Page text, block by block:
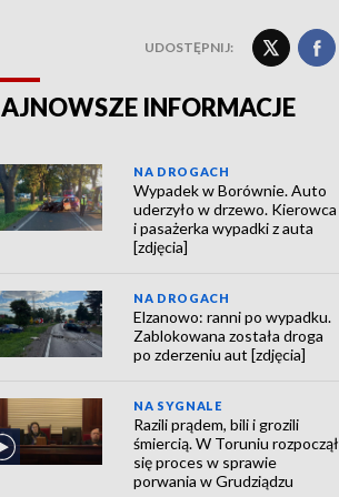
UDOSTĘPNIJ:
INFORMACJE
NA DROGACH
Wypadek w Borównie. Auto
uderzyło w drzewo. Kierowca
i pasażerka wypadki z auta
[zdjęcia]
NA DROGACH
Elzanowo: ranni po wypadku.
Zablokowana została droga
po zderzeniu aut [zdjęcia]
NA SYGNALE
Razili prądem, bili i grozili
śmiercią. W Toruniu rozpoczął
się proces w sprawie
porwania w Grudziądzu